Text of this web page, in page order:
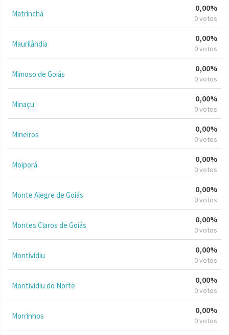
Matrinchã
0,00%
0 votos
Maurilândia
0,00%
0 votos
Mimoso de Goiás
0,00%
0 votos
Minaçu
0,00%
0 votos
Mineiros
0,00%
0 votos
Moiporá
0,00%
0 votos
Monte Alegre de Goiás
0,00%
0 votos
Montes Claros de Goiás
0,00%
0 votos
Montividiu
0,00%
0 votos
Montividiu do Norte
0,00%
0 votos
Morrinhos
0,00%
0 votos